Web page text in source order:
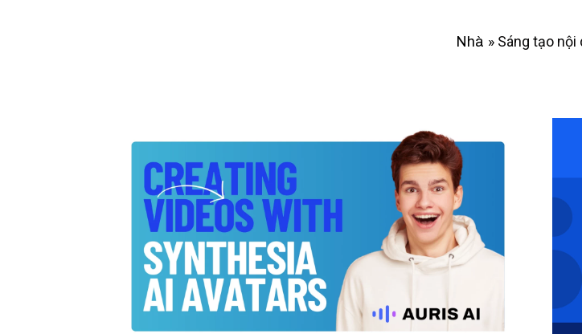
Nhà » Sáng tạo nội